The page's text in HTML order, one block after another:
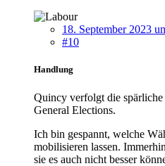
18. September 2023
#10
Handlung
Quincy verfolgt die
General Elections.
Ich bin gespannt, welche
mobilisieren lassen.
sie es auch nicht besser